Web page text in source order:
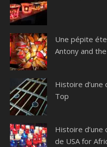
Une pépite
Antony and
Histoire d’une
Top
Histoire d’une
de USA for